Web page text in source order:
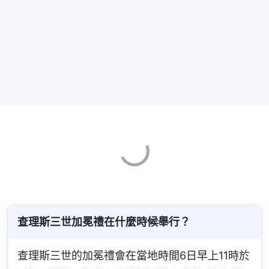
查理斯三世加冕禮在什麼時候舉行？
查理斯三世的加冕禮會在當地時間6日早上11時於